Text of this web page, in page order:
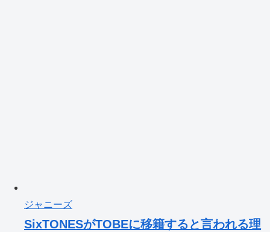
ジャニーズ
SixTONESがTOBEに移籍すると言われる理